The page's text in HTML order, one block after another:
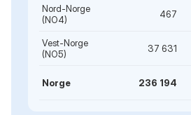
Nord-Norge
(NO4)
467
Vest-Norge
(NO5)
37 631
Norge 236 194